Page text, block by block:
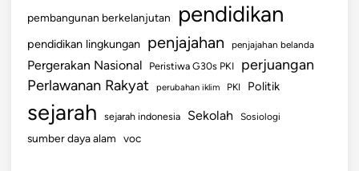
pembangunan berkelanjutan pendidikan
pendidikan lingkungan penjajahan penjajahan belanda
Pergerakan Nasional Peristiwa G30s PKI perjuangan
Perlawanan Rakyat perubahan iklim PKI Politik
sejarah sejarah indonesia Sekolah Sosiologi
sumber daya alam voc